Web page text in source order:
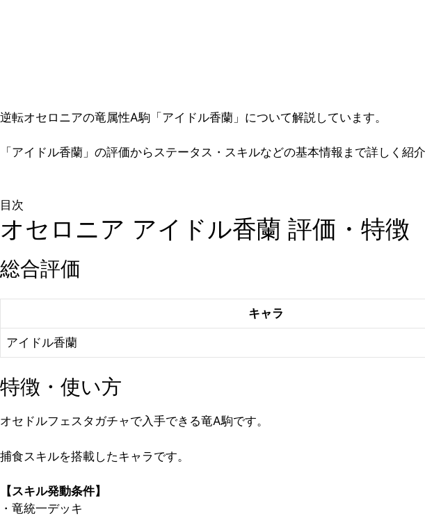
逆転オセロニアの竜属性A駒「アイドル香蘭」について解説しています。
「アイドル香蘭」の評価からステータス・スキルなどの基本情報まで詳しく紹介
目次
オセロニア アイドル香蘭 評価・特徴
総合評価
キャラ
アイドル香蘭
特徴・使い方
オセドルフェスタガチャで入手できる竜A駒です。
捕食スキルを搭載したキャラです。
【スキル発動条件】
・竜統一デッキ